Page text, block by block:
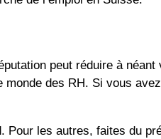
peut réduire à
des RH. Si vous
les autres, faites du